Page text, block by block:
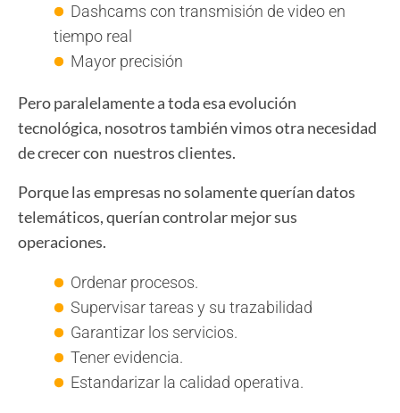
Dashcams con transmisión de video en
tiempo real
Mayor precisión
Pero paralelamente a toda esa evolución
tecnológica, nosotros también vimos otra necesidad
de crecer con nuestros clientes.
Porque las empresas no solamente querían datos
telemáticos, querían controlar mejor sus
operaciones.
Ordenar procesos.
Supervisar tareas y su trazabilidad
Garantizar los servicios.
Tener evidencia.
Estandarizar la calidad operativa.